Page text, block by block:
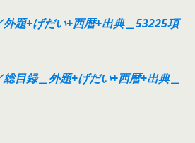
題+げだい+西暦+出典＿53225項
目録＿外題+げだい+西暦+出典＿